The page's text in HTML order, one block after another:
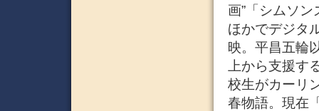
画”「シムソ
ほかでデジタ
映。平昌五輪
上から支援す
校生がカーリ
春物語。現在